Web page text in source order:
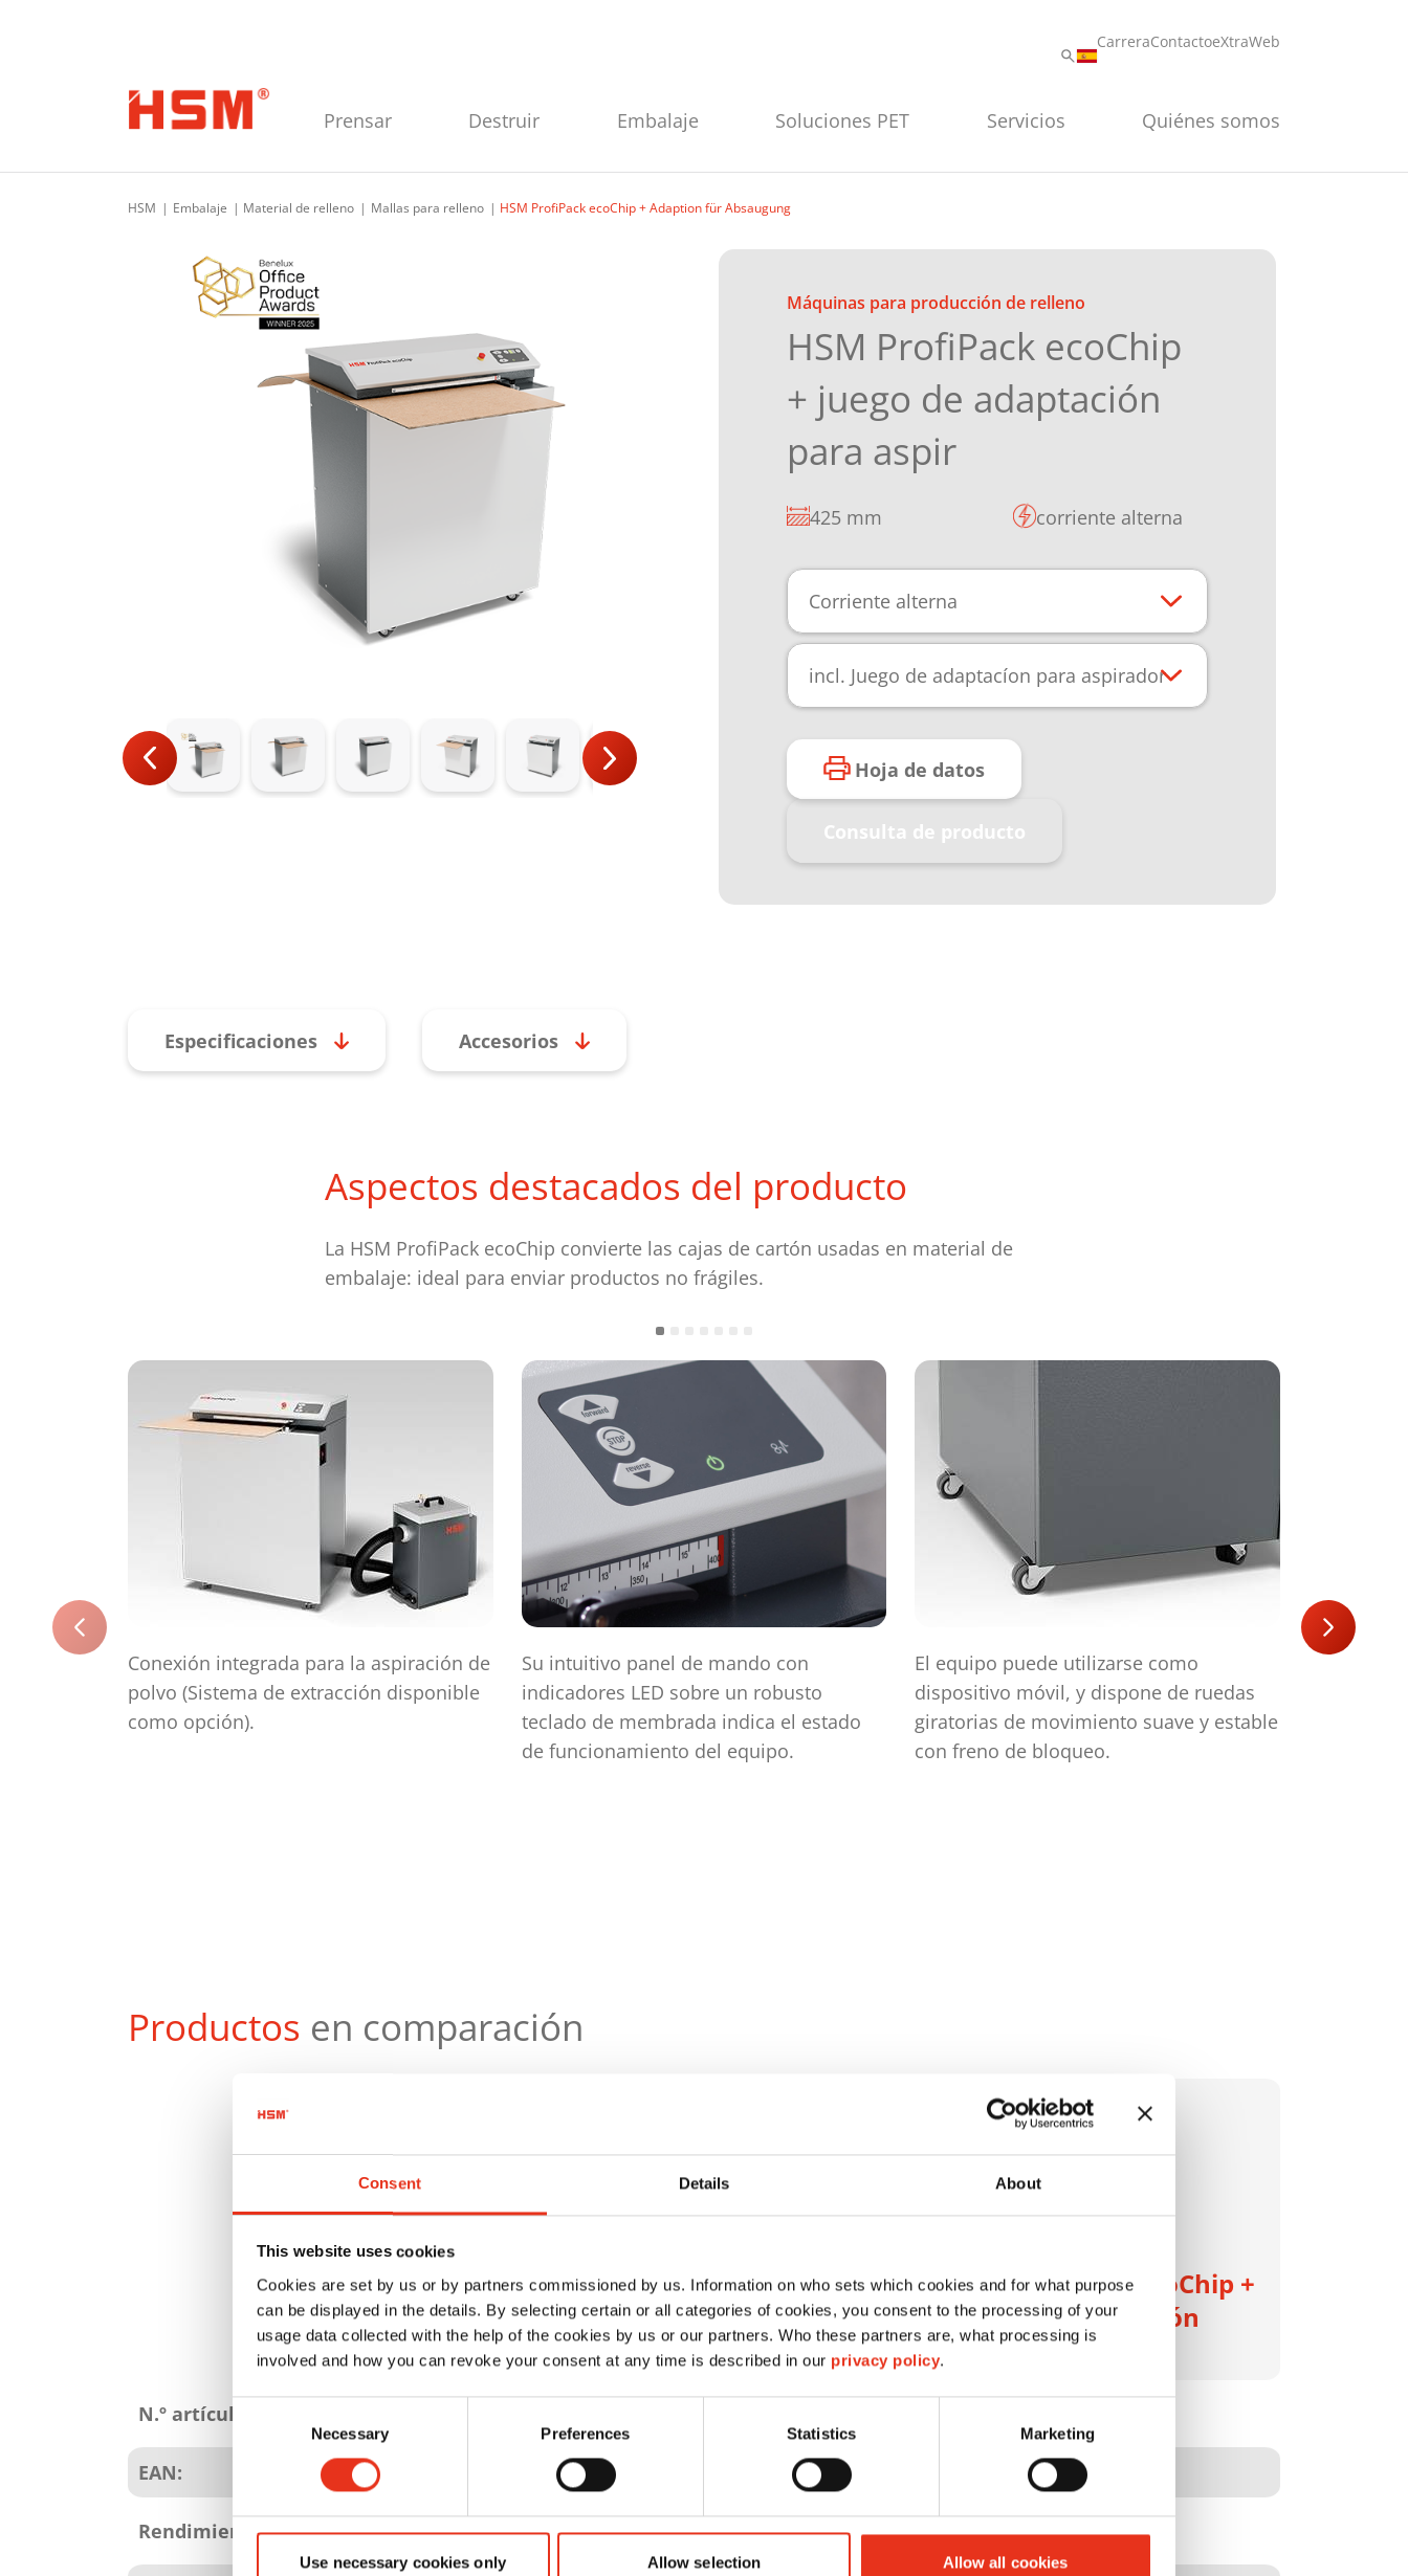
Consent Details About
This website uses cookies
Cookies are set by us or by partners commissioned by us. Information on who sets which cookies and for what purpose
can be displayed in the details. By selecting certain or all categories of cookies, you consent to the processing of your
usage data collected with the help of the cookies by us or our partners. Who these partners are, what processing is
involved and how you can revoke your consent at any time is described in our privacy policy.
Consent
Necessary Preferences Statistics Marketing
Use necessary cookies only Allow selection Allow all cookies
CarreraContactoeXtraWeb
Prensar Destruir Embalaje Soluciones PET Servicios Quiénes somos
HSM Embalaje Material de relleno Mallas para relleno HSM ProfiPack ecoChip + Adaption für Absaugung
Máquinas para producción de relleno
HSM ProfiPack ecoChip
+ juego de adaptación
para aspir
425 mm corriente alterna
Corriente alterna
incl. Juego de adaptacíon para aspirador
Hoja de datos
Consulta de producto
Especificaciones Accesorios
Aspectos destacados del producto
La HSM ProfiPack ecoChip convierte las cajas de cartón usadas en material de
embalaje: ideal para enviar productos no frágiles.
Conexión integrada para la aspiración de
polvo (Sistema de extracción disponible
como opción).
Su intuitivo panel de mando con
indicadores LED sobre un robusto
teclado de membrada indica el estado
de funcionamiento del equipo.
El equipo puede utilizarse como
dispositivo móvil, y dispone de ruedas
giratorias de movimiento suave y estable
con freno de bloqueo.
Al pulsar
Productos en comparación
del
producto
HSM ProfiPack ecoChip
HSM ProfiPack ecoChip +
juego de adaptación
para aspir
N.º artículo:
EAN: 4026631084017 4026631084000
Rendimiento de paso: 100 kg/h 100 kg/h